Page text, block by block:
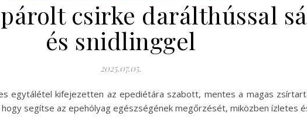
csirke darálthússal
és snidlinggel
2025.07.05.
egytálétel kifejezetten az epediétára szabott, mentes a magas
segítse az epehólyag egészségének megőrzését, miközben ízletes